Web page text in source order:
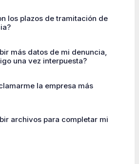
los plazos de tramitación de
más datos de mi denuncia,
una vez interpuesta?
la empresa más
archivos para completar mi